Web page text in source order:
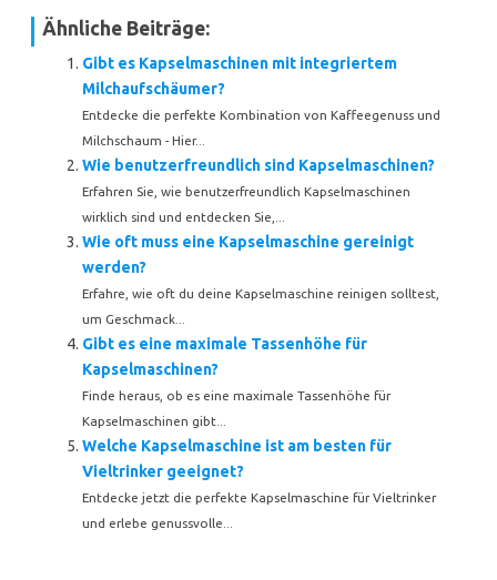
Ähnliche Beiträge:
Gibt es Kapselmaschinen mit integriertem
Milchaufschäumer?
Entdecke die perfekte Kombination von Kaffeegenuss und
Milchschaum - Hier...
Wie benutzerfreundlich sind Kapselmaschinen?
Erfahren Sie, wie benutzerfreundlich Kapselmaschinen
wirklich sind und entdecken Sie,...
Wie oft muss eine Kapselmaschine gereinigt
werden?
Erfahre, wie oft du deine Kapselmaschine reinigen solltest,
um Geschmack...
Gibt es eine maximale Tassenhöhe für
Kapselmaschinen?
Finde heraus, ob es eine maximale Tassenhöhe für
Kapselmaschinen gibt...
Welche Kapselmaschine ist am besten für
Vieltrinker geeignet?
Entdecke jetzt die perfekte Kapselmaschine für Vieltrinker
und erlebe genussvolle...